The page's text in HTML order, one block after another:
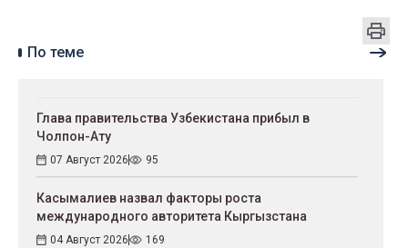
По теме
Глава правительства Узбекистана прибыл в
Чолпон-Ату
07 Август 2026 95
Касымалиев назвал факторы роста
международного авторитета Кыргызстана
04 Август 2026 169